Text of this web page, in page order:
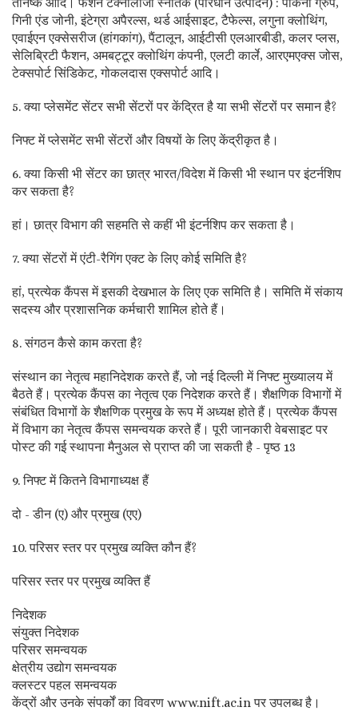
गिनी एंड जोनी, इंटेग्रा अपैरल्स, थर्ड आईसाइट, टैफेल्स, लगुना क्लोथिंग,
एवाईएन एक्सेसरीज (हांगकांग), पैंटालून, आईटीसी एलआरबीडी, कलर प्लस,
सेलिब्रिटी फैशन, अमबट्टूर क्लोथिंग कंपनी, एलटी कार्ले, आरएमएक्स जोस,
टेक्सपोर्ट सिंडिकेट, गोकलदास एक्सपोर्ट आदि।
5. क्या प्लेसमेंट सेंटर सभी सेंटरों पर केंद्रित है या सभी सेंटरों पर समान है?
निफ्ट में प्लेसमेंट सभी सेंटरों और विषयों के लिए केंद्रीकृत है।
6. क्या किसी भी सेंटर का छात्र भारत/विदेश में किसी भी स्थान पर इंटर्नशिप
कर सकता है?
हां। छात्र विभाग की सहमति से कहीं भी इंटर्नशिप कर सकता है।
7. क्या सेंटरों में एंटी-रैगिंग एक्ट के लिए कोई समिति है?
हां, प्रत्येक कैंपस में इसकी देखभाल के लिए एक समिति है। समिति में संकाय
सदस्य और प्रशासनिक कर्मचारी शामिल होते हैं।
8. संगठन कैसे काम करता है?
संस्थान का नेतृत्व महानिदेशक करते हैं, जो नई दिल्ली में निफ्ट मुख्यालय में
बैठते हैं। प्रत्येक कैंपस का नेतृत्व एक निदेशक करते हैं। शैक्षणिक विभागों में
संबंधित विभागों के शैक्षणिक प्रमुख के रूप में अध्यक्ष होते हैं। प्रत्येक कैंपस
में विभाग का नेतृत्व कैंपस समन्वयक करते हैं। पूरी जानकारी वेबसाइट पर
पोस्ट की गई स्थापना मैनुअल से प्राप्त की जा सकती है - पृष्ठ 13
9. निफ्ट में कितने विभागाध्यक्ष हैं
दो - डीन (ए) और प्रमुख (एए)
10. परिसर स्तर पर प्रमुख व्यक्ति कौन हैं?
परिसर स्तर पर प्रमुख व्यक्ति हैं
निदेशक
संयुक्त निदेशक
परिसर समन्वयक
क्षेत्रीय उद्योग समन्वयक
क्लस्टर पहल समन्वयक
केंद्रों और उनके संपर्कों का विवरण www.nift.ac.in पर उपलब्ध है।